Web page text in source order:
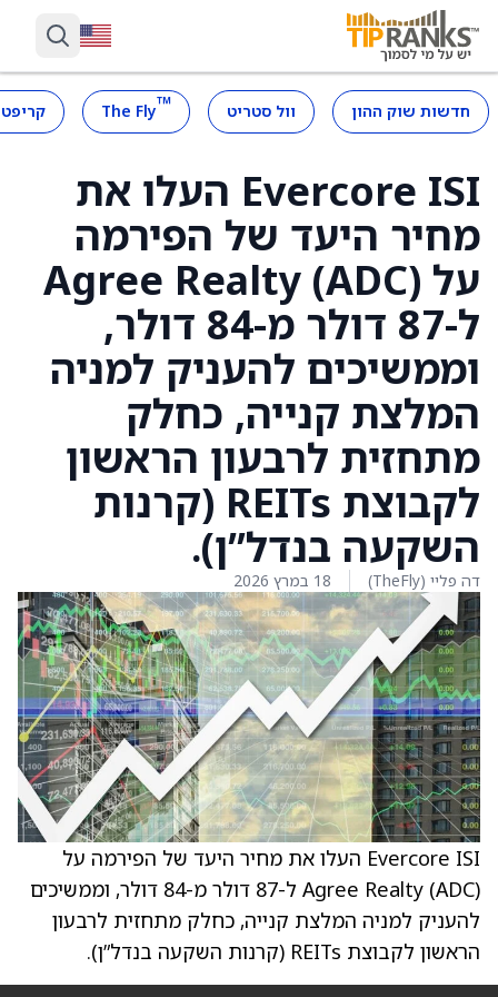
חדשות שוק ההון וול סטריט ™
The Fly
Evercore ISI העלו את
מחיר היעד של הפירמה
על Agree Realty (ADC)
ל-87 דולר מ-84 דולר,
וממשיכים להעניק למניה
המלצת קנייה, כחלק
מתחזית לרבעון הראשון
לקבוצת REITs (קרנות
השקעה בנדל”ן).
דה פליי (TheFly) 18 במרץ 2026
Evercore ISI העלו את מחיר היעד של הפירמה על
Agree Realty (ADC) ל-87 דולר מ-84 דולר, וממשיכים
להעניק למניה המלצת קנייה, כחלק מתחזית לרבעון
הראשון לקבוצת REITs (קרנות השקעה בנדל”ן).